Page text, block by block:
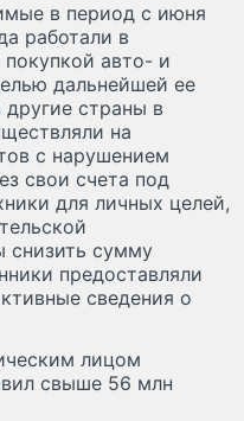
в период с июня
работали в
авто- и
дальнейшей ее
страны в
на
с нарушением
свои счета под
для личных целей,
снизить сумму
предоставляли
сведения о
лицом
свыше 56 млн